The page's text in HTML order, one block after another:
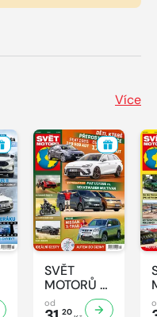
Více
SVĚT
MOTORŮ -
31/2026
od
20